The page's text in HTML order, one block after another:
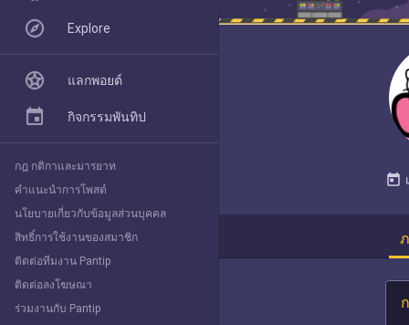
today
Pantip Pick
Explore
Explore
แลกพอยต์
กิจกรรมพันทิป
กฎ กติกาและมารยาท
คำแนะนำการโพสต์
นโยบายเกี่ยวกับข้อมูลส่วนบุคคล
สิทธิ์การใช้งานของสมาชิก
ติดต่อทีมงาน Pantip
ติดต่อลงโฆษณา
ร่วมงานกับ Pantip